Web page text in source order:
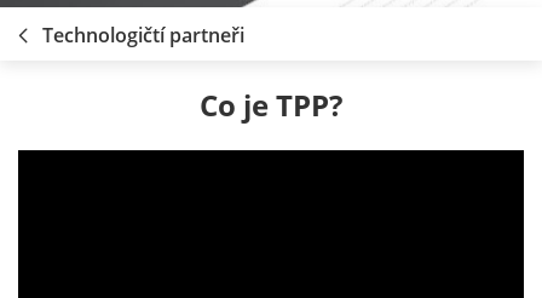
Technologičtí partneři
Co je TPP?